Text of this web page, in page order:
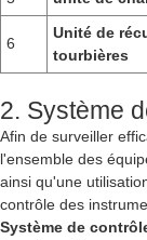
6
Unité de
tourbières
2. Système
Afin de surveiller
l'ensemble des
ainsi qu'une
contrôle des
Système de